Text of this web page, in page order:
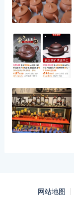
网站地图